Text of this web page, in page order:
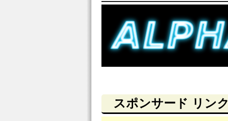
スポンサード リンク